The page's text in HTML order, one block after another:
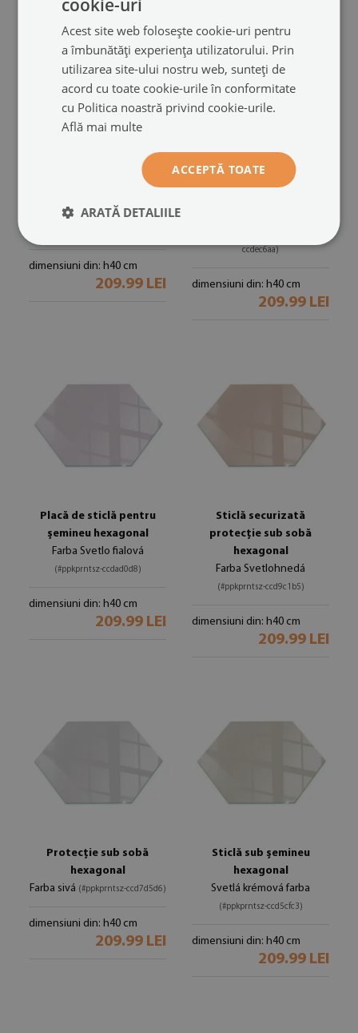
hexagonal
dimensiuni din: h40 cm
209.99 LEI
ccdec6aa)
dimensiuni din: h40 cm
209.99 LEI
Placă de sticlă pentru
șemineu hexagonal
Farba Svetlo fialová
(#ppkprntsz-ccdad0d8)
dimensiuni din: h40 cm
209.99 LEI
Sticlă securizată
protecție sub sobă
hexagonal
Farba Svetlohnedá
(#ppkprntsz-ccd9c1b5)
dimensiuni din: h40 cm
209.99 LEI
Protecție sub sobă
hexagonal
Farba sivá (#ppkprntsz-ccd7d5d6)
dimensiuni din: h40 cm
209.99 LEI
Sticlă sub șemineu
hexagonal
Svetlá krémová farba
(#ppkprntsz-ccd5cfc3)
dimensiuni din: h40 cm
209.99 LEI
cookie-uri
Acest site web folosește cookie-uri pentru
a îmbunătăți experiența utilizatorului. Prin
utilizarea site-ului nostru web, sunteți de
acord cu toate cookie-urile în conformitate
cu Politica noastră privind cookie-urile.
Află mai multe
ACCEPTĂ TOATE
ARATĂ DETALIILE